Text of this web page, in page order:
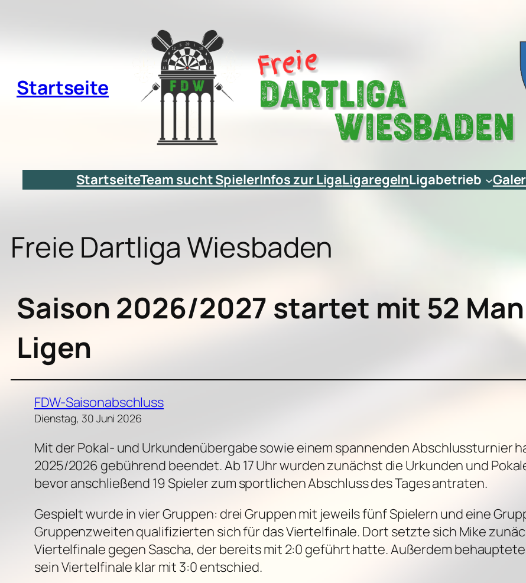
Startseite
StartseiteTeam sucht SpielerInfos zur LigaLigaregelnLigabetrieb
Freie Dartliga Wiesbaden
Saison 2026/2027 startet mit 52
Ligen
FDW-Saisonabschluss
Dienstag, 30 Juni 2026
Mit der Pokal- und Urkundenübergabe sowie einem spannenden Abschlussturnier
2025/2026 gebührend beendet. Ab 17 Uhr wurden zunächst die Urkunden und
bevor anschließend 19 Spieler zum sportlichen Abschluss des Tages antraten.
Gespielt wurde in vier Gruppen: drei Gruppen mit jeweils fünf Spielern und eine
Gruppenzweiten qualifizierten sich für das Viertelfinale. Dort setzte sich Mike
Viertelfinale gegen Sascha, der bereits mit 2:0 geführt hatte. Außerdem
sein Viertelfinale klar mit 3:0 entschied.